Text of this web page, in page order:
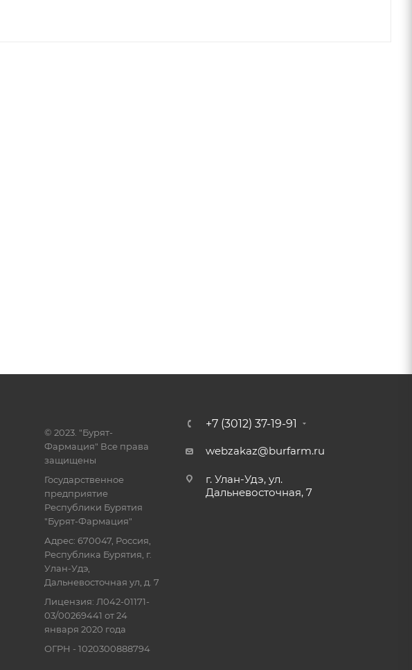
© 2023. "Бурят-
Фармация" Все права
защищены
Государственное
предприятие
Республики Бурятия
"Бурят-Фармация"
Адрес: 670047, Россия,
Республика Бурятия, г.
Улан-Удэ,
Дальневосточная ул, д. 7
Лицензия: Л042-01171-
03/00269441 от 24
января 2020 года
ОГРН - 1020300888794
+7 (3012) 37-19-91
webzakaz@burfarm.ru
г. Улан-Удэ, ул.
Дальневосточная, 7